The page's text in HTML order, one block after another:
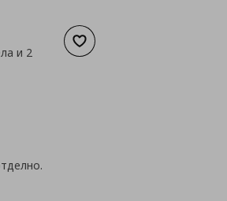
Добави към списъка с
и 2